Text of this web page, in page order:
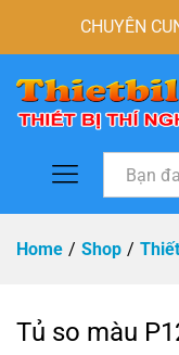
CHUYÊN
Home / Shop /
Tủ so màu